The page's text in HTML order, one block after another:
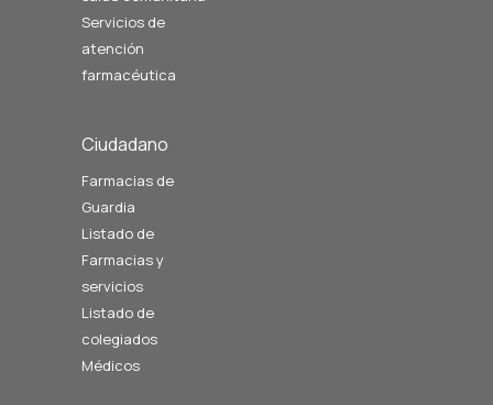
Servicios de
atención
farmacéutica
Ciudadano
Farmacias de
Guardia
Listado de
Farmacias y
servicios
Listado de
colegiados
Médicos